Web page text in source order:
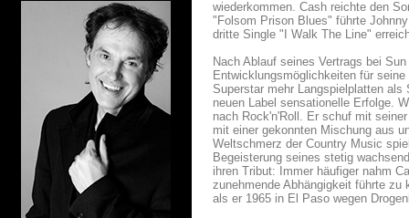
wiederkommen. Cash reichte den
"Folsom Prison Blues" führte
dritte Single "I Walk The Line"
Nach Ablauf seines Vertrags bei
Entwicklungsmöglichkeiten für
Superstar mehr Langspielplatten
neuen Label sensationelle Erfolge.
nach Rock'n'Roll. Er schuf mit
mit einer gekonnten Mischung aus
Weltschmerz der Country Music
Begeisterung seines stetig
ihren Tribut: Immer häufiger nahm
zunehmende Abhängigkeit führte
als er 1965 in El Paso wegen